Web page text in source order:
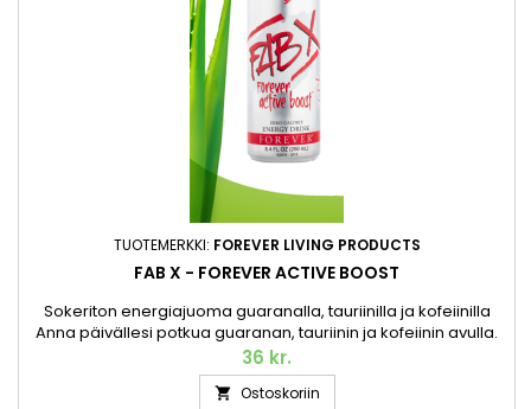
TUOTEMERKKI: FOREVER LIVING PRODUCTS
FAB X - FOREVER ACTIVE BOOST
Sokeriton energiajuoma guaranalla, tauriinilla ja kofeiinilla
Anna päivällesi potkua guaranan, tauriinin ja kofeiinin avulla.
FAB X Forever Active Boost on sokeriton energiajuoma, joka
antaa nopeasti energiaa silloin, kun sitä eniten tarvitset. Pantti
sisältyy hintaan. 250 ml.
36 kr.
 Ostoskoriin